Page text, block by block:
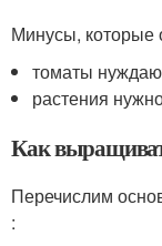
Минусы, которые
томаты
растения
Как
Перечислим
: